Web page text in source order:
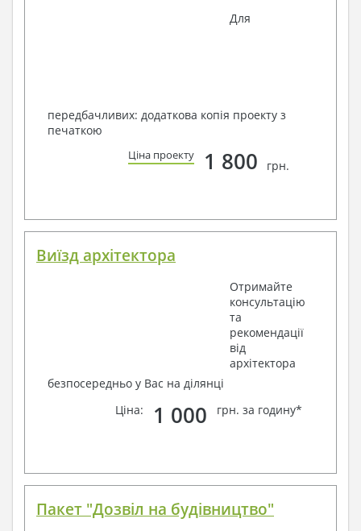
Для
передбачливих: додаткова копія проекту з
печаткою
Ціна проекту 1 800 грн.
Виїзд архітектора
Отримайте
консультацію
та
рекомендації
від
архітектора
безпосередньо у Вас на ділянці
Ціна:
1 000 грн. за годину*
Пакет "Дозвіл на будівництво"